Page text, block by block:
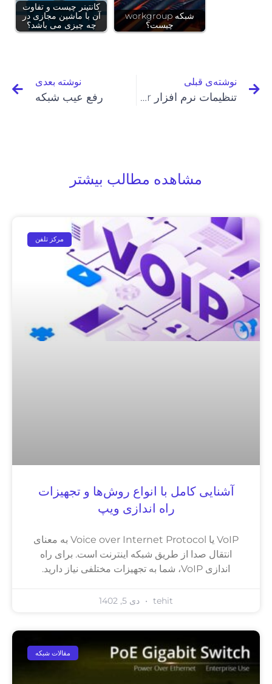
کانتینر چیست و تفاوت
آن با ماشین مجازی در
چه چیزی می باشد؟
شبکه‌‌ workgroup
چیست؟
نوشته‌ی قبلی
تنظیمات نرم افزار Zoiper
نوشته بعدی
رفع عیب شبکه
مشاهده مطالب بیشتر
مرکز تلفن
آشنایی کامل با انواع روش‌ها و تجهیزات
راه اندازی ویپ
VoIP یا Voice over Internet Protocol به معنای
انتقال صدا از طریق شبکه اینترنت است. برای راه
اندازی VoIP، شما به تجهیزات مختلفی نیاز دارید.
tehit دی 5, 1402
مقالات شبکه